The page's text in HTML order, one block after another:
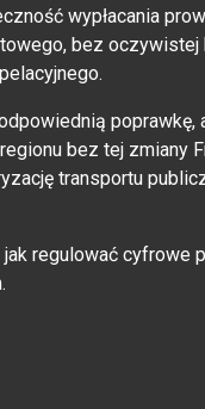
wypłacania
bez
poprawkę,
bez tej zmiany
transportu
regulować cyfrowe